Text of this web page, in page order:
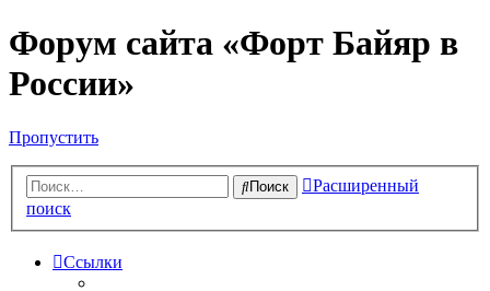
Форум сайта «Форт Байяр в
России»
Пропустить
Поиск
Расширенный
поиск
Ссылки